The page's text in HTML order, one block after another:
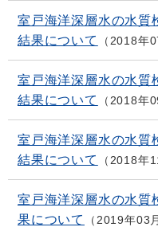
室戸海洋深層水の水質
結果について
2018年
室戸海洋深層水の水質
結果について
2018年
室戸海洋深層水の水質
結果について
2018年
室戸海洋深層水の水質
果について
2019年03